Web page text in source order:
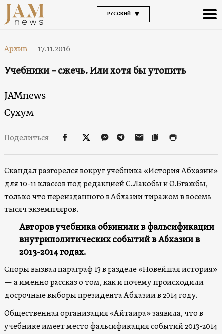
РУССКИЙ
Архив - 17.11.2016
Учебники – сжечь. Или хотя бы утопить
JAMnews
Сухум
Поделиться
Скандал разгорелся вокруг учебника «История Абхазии»
для 10-11 классов под редакцией С.Лакобы и О.Бгажбы,
только что переизданного в Абхазии тиражом в восемь
тысяч экземпляров.
Авторов учебника обвинили в фальсификации
внутриполитических событий в Абхазии в
2013-2014 годах.
Споры вызвал параграф 13 в разделе «Новейшая история»
— а именно рассказ о том, как и почему происходили
досрочные выборы президента Абхазии в 2014 году.
Общественная организация «Айтаира» заявила, что в
учебнике имеет место фальсификация событий 2013-2014